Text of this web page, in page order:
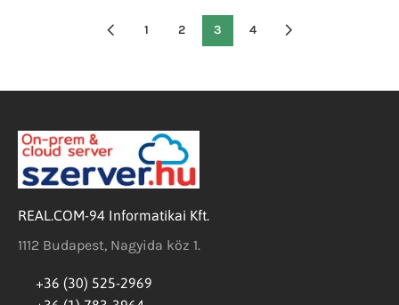
1 2 3 4
REAL.COM-94 Informatikai Kft.
1112 Budapest, Nagyida köz 1.
+36 (30) 525-2969